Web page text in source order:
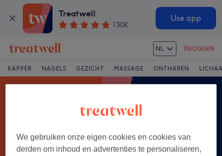
Treatwell
130K
Use app
NL INLOGGEN
KAPPER NAGELS GEZICHT MASSAGE ONTHAREN
We gebruiken onze eigen cookies en cookies van
derden om inhoud en advertenties te personaliseren,